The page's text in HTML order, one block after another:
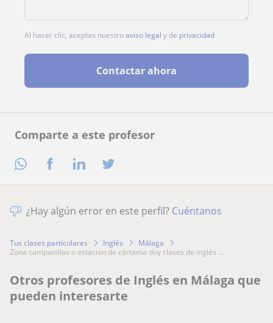
Comparte a este profesor
Al hacer clic, aceptas nuestroaviso legal y de privacidad
Contactar ahora
¿Hay algún error en este perfil? Cuéntanos
Tus clases particulares Inglés
Málaga
zona campanillas o estación de cártama doy clases de inglés ...
Otros profesores de Inglés en Málaga que
pueden interesarte